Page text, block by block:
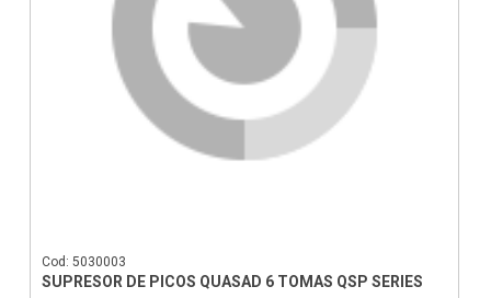
Cod: 5030003
SUPRESOR DE PICOS QUASAD 6 TOMAS QSP SERIES